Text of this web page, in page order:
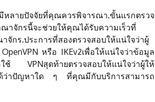
ลายปัจจัยที่คุณควรพิจารณา.ขั้นแรกตรวจ
าจักรนี้จะช่วยให้คุณได้รับความเร็วที่
จักร.ประการที่สองตรวจสอบให้แน่ใจว่าผู้
หรือ IKEv2เพื่อให้แน่ใจว่าข้อมูล
ใช้ VPNสุดท้ายตรวจสอบให้แน่ใจว่าผู้ให้
ด้ว่าปัญหาใด ๆ ที่คุณมีกับบริการสามารถ